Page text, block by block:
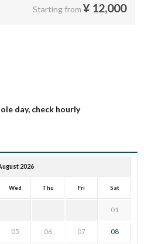
Starting from ¥ 12,000
day, check hourly
2026
Wed Thu Fri Sat
01
05 06 07 08